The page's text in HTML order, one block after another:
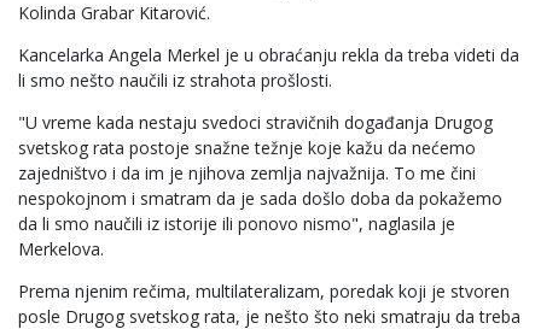
Kolinda Grabar Kitarović.
Kancelarka Angela Merkel je u obraćanju rekla da treba videti da
li smo nešto naučili iz strahota prošlosti.
"U vreme kada nestaju svedoci stravičnih događanja Drugog
svetskog rata postoje snažne težnje koje kažu da nećemo
zajedništvo i da im je njihova zemlja najvažnija. To me čini
nespokojnom i smatram da je sada došlo doba da pokažemo
da li smo naučili iz istorije ili ponovo nismo", naglasila je
Merkelova.
Prema njenim rečima, multilateralizam, poredak koji je stvoren
posle Drugog svetskog rata, je nešto što neki smatraju da treba